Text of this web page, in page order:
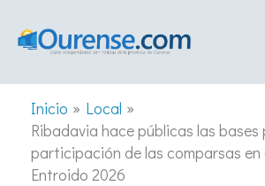
Inicio
Local
Ribadavia hace públicas las bases
participación de las comparsas en
Entroido 2026